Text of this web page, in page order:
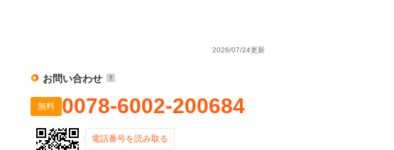
2026/07/24更新
お問い合わせ
無料 0078-6002-200684
電話番号を読み取る